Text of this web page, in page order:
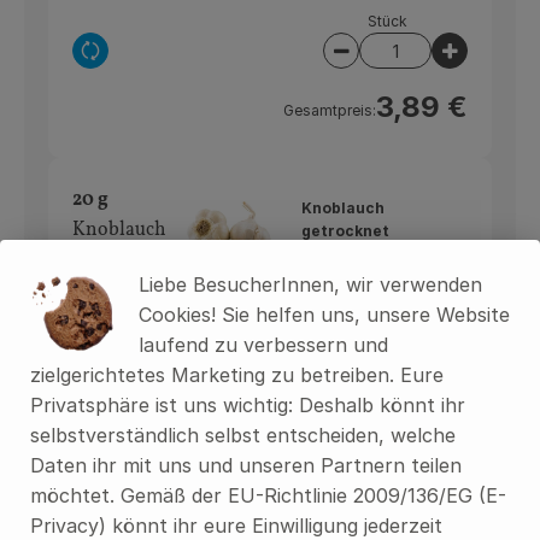
Auswahl ändern
Stück
Artikelanzahl
Gesamtpreis:3,89 €
20 g
Knoblauch
Auswahl ändern
Knoblauch
getrocknet
Artikelanzahl
0,60 €
Du hast sicher:
Liebe BesucherInnen, wir verwenden
Cookies! Sie helfen uns, unsere Website
laufend zu verbessern und
zielgerichtetes Marketing zu betreiben. Eure
Privatsphäre ist uns wichtig: Deshalb könnt ihr
selbstverständlich selbst entscheiden, welche
Daten ihr mit uns und unseren Partnern teilen
möchtet. Gemäß der EU-Richtlinie 2009/136/EG (E-
Privacy) könnt ihr eure Einwilligung jederzeit